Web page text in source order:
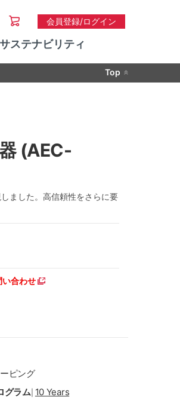
会員登録/ログイン
サステナビリティ
Top
(AEC-
ました。高信頼性をさらに要
い合わせ
ピング
グラム| 10 Years